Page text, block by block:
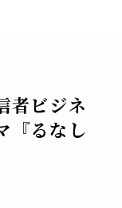
者ビジネ
『るなし